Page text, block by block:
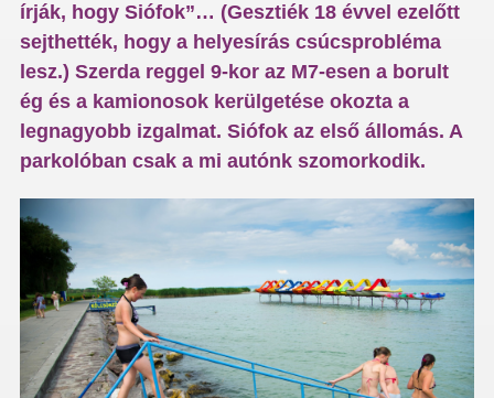
írják, hogy Siófok”… (Gesztiék 18 évvel ezelőtt
sejthették, hogy a helyesírás csúcsprobléma
lesz.) Szerda reggel 9-kor az M7-esen a borult
ég és a kamionosok kerülgetése okozta a
legnagyobb izgalmat. Siófok az első állomás. A
parkolóban csak a mi autónk szomorkodik.